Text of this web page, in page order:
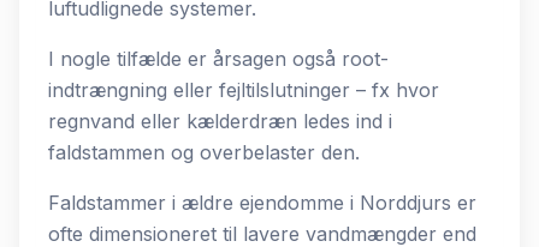
luftudlignede systemer.
I nogle tilfælde er årsagen også root-
indtrængning eller fejltilslutninger – fx hvor
regnvand eller kælderdræn ledes ind i
faldstammen og overbelaster den.
Faldstammer i ældre ejendomme i Norddjurs er
ofte dimensioneret til lavere vandmængder end